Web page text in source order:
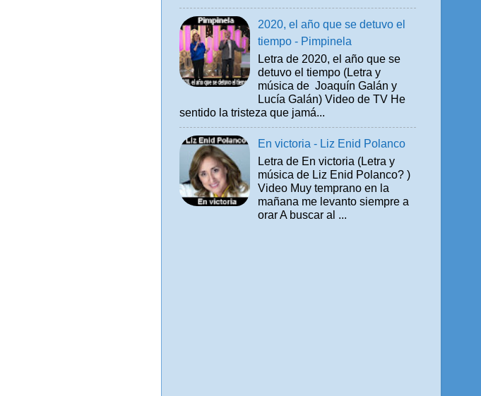
2020, el año que se detuvo el
tiempo - Pimpinela
Letra de 2020, el año que se
detuvo el tiempo (Letra y
música de Joaquín Galán y
Lucía Galán) Video de TV He
sentido la tristeza que jamá...
En victoria - Liz Enid Polanco
Letra de En victoria (Letra y
música de Liz Enid Polanco? )
Video Muy temprano en la
mañana me levanto siempre a
orar A buscar al ...